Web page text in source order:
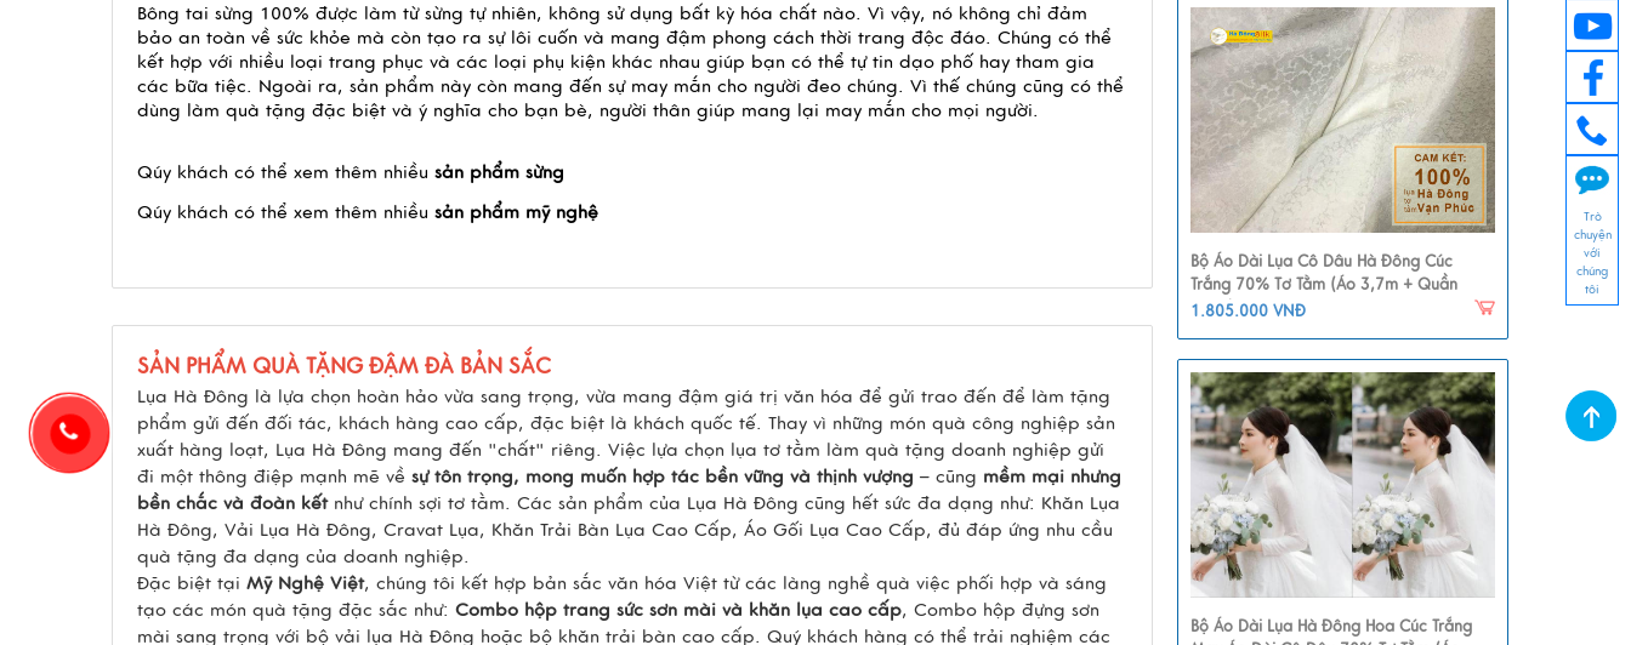
Bông tai sừng 100% được làm từ sừng tự nhiên, không sử dụng bất kỳ hóa chất nào. Vì vậy, nó không chỉ đảm
bảo an toàn về sức khỏe mà còn tạo ra sự lôi cuốn và mang đậm phong cách thời trang độc đáo. Chúng có thể
kết hợp với nhiều loại trang phục và các loại phụ kiện khác nhau giúp bạn có thể tự tin dạo phố hay tham gia
các bữa tiệc. Ngoài ra, sản phẩm này còn mang đến sự may mắn cho người đeo chúng. Vì thế chúng cũng có thể
dùng làm quà tặng đặc biệt và ý nghĩa cho bạn bè, người thân giúp mang lại may mắn cho mọi người.
Qúy khách có thể xem thêm nhiều sản phẩm sừng
Qúy khách có thể xem thêm nhiều sản phẩm mỹ nghệ
SẢN PHẨM QUÀ TẶNG ĐẬM ĐÀ BẢN SẮC
Lụa Hà Đông là lựa chọn hoàn hảo vừa sang trọng, vừa mang đậm giá trị văn hóa để gửi trao đến để làm tặng
phẩm gửi đến đối tác, khách hàng cao cấp, đặc biệt là khách quốc tế. Thay vì những món quà công nghiệp sản
xuất hàng loạt, Lụa Hà Đông mang đến "chất" riêng. Việc lựa chọn lụa tơ tằm làm quà tặng doanh nghiệp gửi
đi một thông điệp mạnh mẽ về sự tôn trọng, mong muốn hợp tác bền vững và thịnh vượng – cũng mềm mại nhưng
bền chắc và đoàn kếtnhư chính sợi tơ tằm. Các sản phẩm của Lụa Hà Đông cũng hết sức đa dạng như: Khăn Lụa
Hà Đông, Vải Lụa Hà Đông, Cravat Lụa, Khăn Trải Bàn Lụa Cao Cấp, Áo Gối Lụa Cao Cấp, đủ đáp ứng nhu cầu
quà tặng đa dạng của doanh nghiệp.
Đặc biệt tại Mỹ Nghệ Việt, chúng tôi kết hợp bản sắc văn hóa Việt từ các làng nghề quà việc phối hợp và sáng
tạo các món quà tặng đặc sắc như: Combo hộp trang sức sơn mài và khăn lụa cao cấp, Combo hộp đựng sơn
mài sang trọng với bộ vải lụa Hà Đông hoặc bộ khăn trải bàn cao cấp. Quý khách hàng có thể trải nghiệm các
Bộ Áo Dài Lụa Cô Dâu Hà Đông Cúc
Trắng 70% Tơ Tằm (Áo 3,7m + Quần
2,3m) MNV-LHD17
1.805.000 VNĐ
Bộ Áo Dài Lụa Hà Đông Hoa Cúc Trắng
Trò
chuyện
với
chúng
tôi